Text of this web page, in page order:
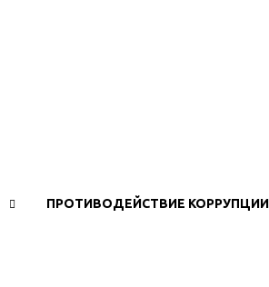
ПРОТИВОДЕЙСТВИЕ КОРРУПЦИИ